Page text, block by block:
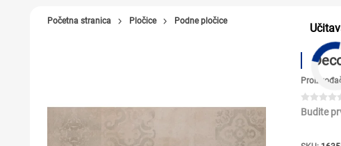
TUŠEVI
Početna stranica Pločice Podne pločice
Budite